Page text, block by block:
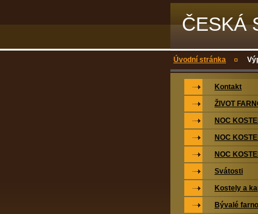
ČESKÁ
Úvodní stránka
Kontakt
ŽIVOT
NOC
NOC
NOC
Svátosti
Kostely a
Bývalé